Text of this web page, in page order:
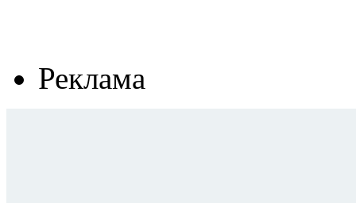
Реклама